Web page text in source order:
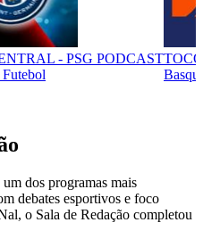
- PSG PODCAST
dos programas mais
debates esportivos e foco
o Sala de Redação completou